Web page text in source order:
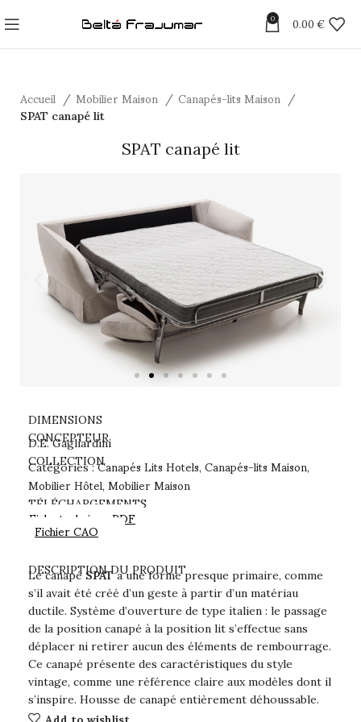
0 0.00 €
Accueil Mobilier Maison Canapés-lits Maison
SPAT canapé lit
SPAT canapé lit
DESCRIPTION DU PRODUIT
Le canapé SPATa une forme presque primaire, comme
s’il avait été créé d’un geste à partir d’un matériau
ductile. Système d’ouverture de type italien : le passage
de la position canapé à la position lit s’effectue sans
déplacer ni retirer aucun des éléments de rembourrage.
Ce canapé présente des caractéristiques du style
vintage, comme une référence claire aux modèles dont il
s’inspire. Housse de canapé entièrement déhoussable.
DIMENSIONS
CONCEPTEUR
D.E. Gagliardini
COLLECTION
Catégories :Canapés Lits Hotels, Canapés-lits Maison,
Mobilier Hôtel, Mobilier Maison
TÉLÉCHARGEMENTS
Fiche technique PDF
Fichier CAO